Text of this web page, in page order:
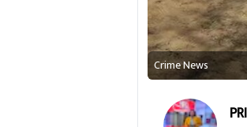
Crime News